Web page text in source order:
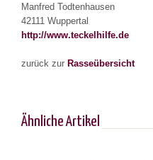
Manfred Todtenhausen
42111 Wuppertal
http://www.teckelhilfe.de
zurück zur Rasseübersicht
Ähnliche Artikel